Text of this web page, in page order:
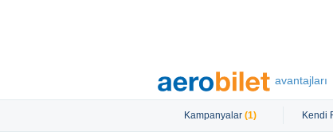
avantajları
Kampanyalar (1) Kendi